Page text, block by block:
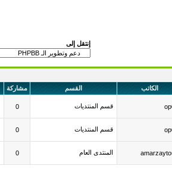
إنتقل إلى
الكاتب القسم مشاركة
قسم المنتديات 0
قسم المنتديات 0
المنتدى العام 0